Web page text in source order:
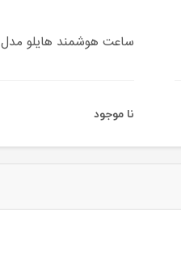
ساعت هوشمند هایلو مدل Haylou Solar 5
نا موجود